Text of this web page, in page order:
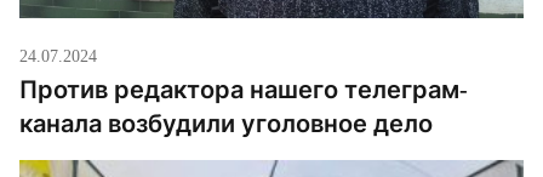
24.07.2024
Против редактора нашего телеграм-
канала возбудили уголовное дело